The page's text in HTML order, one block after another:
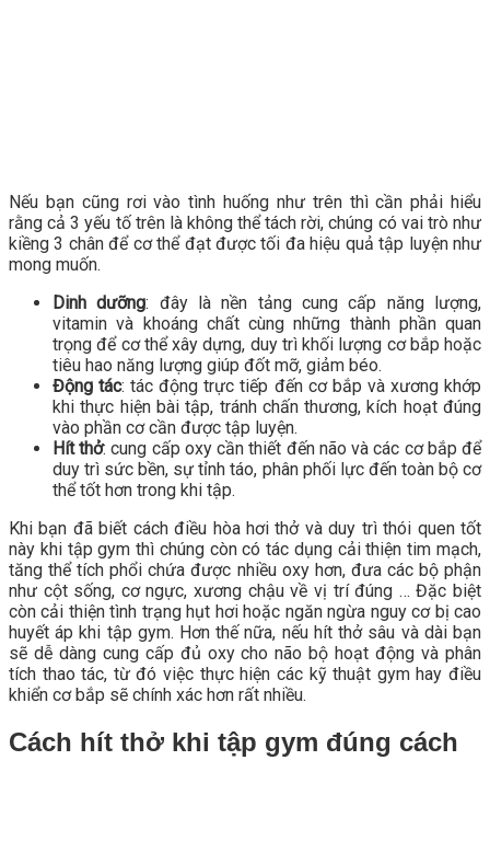
Nếu bạn cũng rơi vào tình huống như trên thì cần phải hiểu
rằng cả 3 yếu tố trên là không thể tách rời, chúng có vai trò như
kiềng 3 chân để cơ thể đạt được tối đa hiệu quả tập luyện như
mong muốn.
Dinh dưỡng: đây là nền tảng cung cấp năng lượng,
vitamin và khoáng chất cùng những thành phần quan
trọng để cơ thể xây dựng, duy trì khối lượng cơ bắp hoặc
tiêu hao năng lượng giúp đốt mỡ, giảm béo.
Động tác: tác động trực tiếp đến cơ bắp và xương khớp
khi thực hiện bài tập, tránh chấn thương, kích hoạt đúng
vào phần cơ cần được tập luyện.
Hít thở: cung cấp oxy cần thiết đến não và các cơ bắp để
duy trì sức bền, sự tỉnh táo, phân phối lực đến toàn bộ cơ
thể tốt hơn trong khi tập.
Khi bạn đã biết cách điều hòa hơi thở và duy trì thói quen tốt
này khi tập gym thì chúng còn có tác dụng cải thiện tim mạch,
tăng thể tích phổi chứa được nhiều oxy hơn, đưa các bộ phận
như cột sống, cơ ngực, xương chậu về vị trí đúng … Đặc biệt
còn cải thiện tình trạng hụt hơi hoặc ngăn ngừa nguy cơ bị cao
huyết áp khi tập gym. Hơn thế nữa, nếu hít thở sâu và dài bạn
sẽ dễ dàng cung cấp đủ oxy cho não bộ hoạt động và phân
tích thao tác, từ đó việc thực hiện các kỹ thuật gym hay điều
khiển cơ bắp sẽ chính xác hơn rất nhiều.
Cách hít thở khi tập gym đúng cách